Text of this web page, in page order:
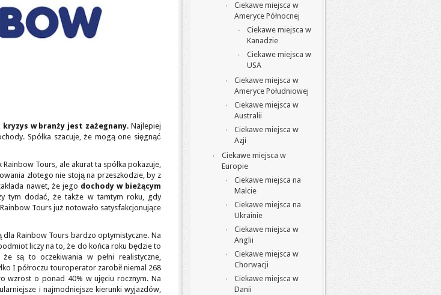
kryzys w branży jest zażegnany. Najlepiej
Spółka szacuje, że mogą one sięgnąć
Tours, ale akurat ta spółka pokazuje,
złotego nie stoją na przeszkodzie, by z
nawet, że jego dochody w bieżącym
tym dodać, że także w tamtym roku, gdy
Tours już notowało satysfakcjonujące
Rainbow Tours bardzo optymistyczne. Na
liczy na to, że do końca roku będzie to
że są to oczekiwania w pełni realistyczne,
I półroczu touroperator zarobił niemal 268
wzrost o ponad 40% w ujęciu rocznym. Na
i najmodniejsze kierunki wyjazdów,
Ciekawe miejsca w
Ameryce Północnej
Ciekawe miejsca w
Kanadzie
Ciekawe miejsca w
USA
Ciekawe miejsca w
Ameryce Południowej
Ciekawe miejsca w
Australii
Ciekawe miejsca w
Azji
Ciekawe miejsca w
Europie
Ciekawe miejsca na
Malcie
Ciekawe miejsca na
Ukrainie
Ciekawe miejsca w
Anglii
Ciekawe miejsca w
Chorwacji
Ciekawe miejsca w
Danii